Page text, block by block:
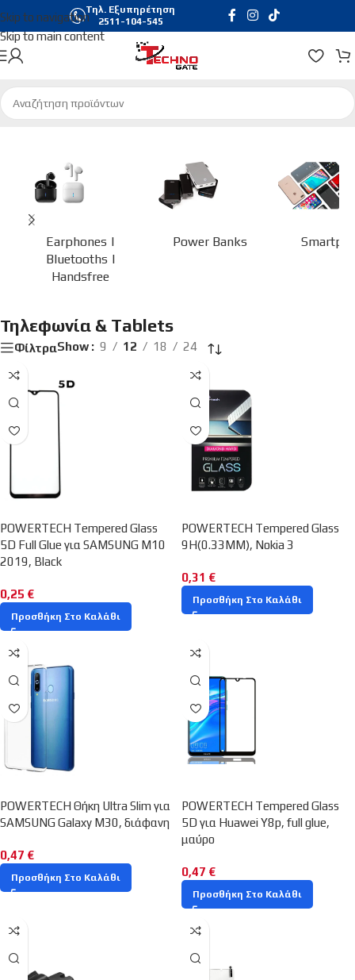
Skip to navigation
Skip to main content
Τηλ. Εξυπηρέτηση
2511-104-545
Αρχική σελίδα/Τηλεφωνία & Tablets
Earphones |
Bluetooths |
Handsfree
Power Banks
Τηλεφωνία & Tablets
ΦίλτραShow 9 12 18 24
POWERTECH Tempered Glass
5D Full Glue για SAMSUNG M10
2019, Black
0,25 €
Προσθήκη Στο Καλάθι
POWERTECH Tempered Glass
9H(0.33MM), Nokia 3
0,31 €
Προσθήκη Στο Καλάθι
POWERTECH Θήκη Ultra Slim για
SAMSUNG Galaxy M30, διάφανη
0,47 €
Προσθήκη Στο Καλάθι
POWERTECH Tempered Glass
5D για Huawei Y8p, full glue,
μαύρο
0,47 €
Προσθήκη Στο Καλάθι